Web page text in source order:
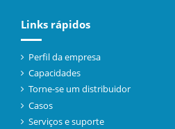
Links rápidos
Perfil da empresa
Capacidades
Torne-se um distribuidor
Casos
Serviços e suporte